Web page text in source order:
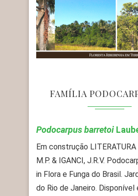
FAMÍLIA
Podocarpus barretoi
Em construção LITERATURA
M.P. & IGANCI, J.R.V.
in Flora e Funga do Brasil.
do Rio de Janeiro. Disponível